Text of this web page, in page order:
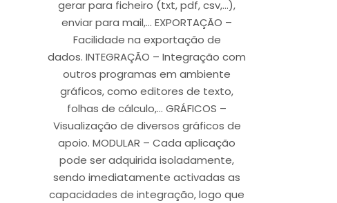
gerar para ficheiro (txt, pdf, csv,…),
enviar para mail,… EXPORTAÇÃO –
Facilidade na exportação de
dados. INTEGRAÇÃO – Integração com
outros programas em ambiente
gráficos, como editores de texto,
folhas de cálculo,… GRÁFICOS –
Visualização de diversos gráficos de
apoio. MODULAR – Cada aplicação
pode ser adquirida isoladamente,
sendo imediatamente activadas as
capacidades de integração, logo que